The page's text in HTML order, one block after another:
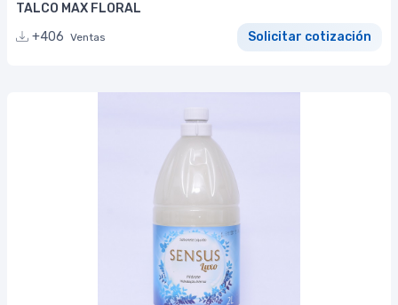
TALCO MAX FLORAL
+406 Ventas Solicitar cotización